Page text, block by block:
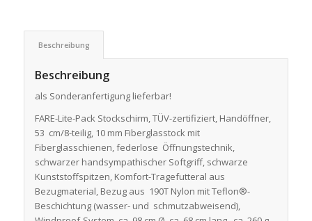
Beschreibung
Beschreibung
als Sonderanfertigung lieferbar!
FARE-Lite-Pack Stockschirm, TÜV-zertifiziert, Handöffner,
53 cm/8-teilig, 10 mm Fiberglasstock mit
Fiberglasschienen, federlose Öffnungstechnik,
schwarzer handsympathischer Softgriff, schwarze
Kunststoffspitzen, Komfort-Tragefutteral aus
Bezugmaterial, Bezug aus 190T Nylon mit Teflon®-
Beschichtung (wasser- und schmutzabweisend),